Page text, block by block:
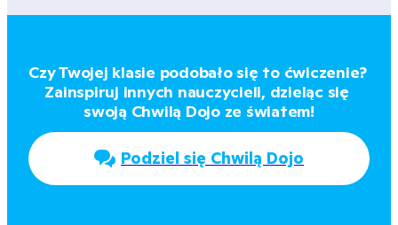
Czy Twojej klasie podobało się to ćwiczenie?
Zainspiruj innych nauczycieli, dzieląc się
swoją Chwilą Dojo ze światem!
Podziel się Chwilą Dojo